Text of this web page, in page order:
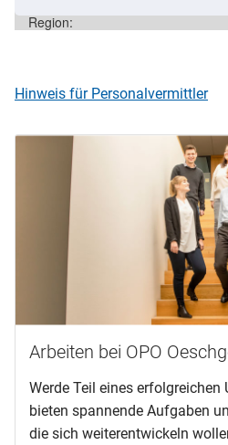
Hinweis für Personalvermittler
Arbeiten bei OPO
Werde Teil eines erfolgreichen
bieten spannende Aufgaben
die sich weiterentwickeln